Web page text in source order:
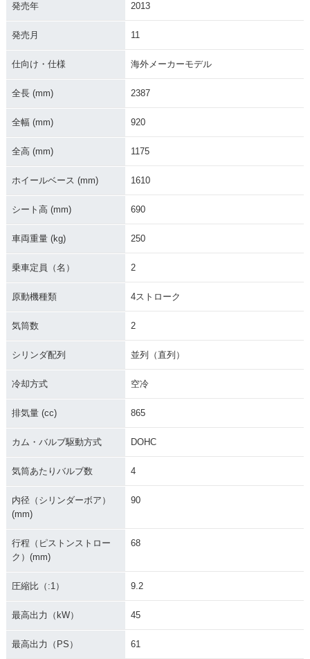
マイナーチェンジ
マイナーチェンジ
2002年 America
発売年 2013
発売月 11
仕向け・仕様 海外メーカーモデル
全長 (mm) 2387
全幅 (mm) 920
全高 (mm) 1175
ホイールベース (mm) 1610
シート高 (mm) 690
車両重量 (kg) 250
乗車定員（名） 2
原動機種類 4ストローク
気筒数 2
シリンダ配列 並列（直列）
冷却方式 空冷
排気量 (cc) 865
カム・バルブ駆動方式 DOHC
気筒あたりバルブ数 4
内径（シリンダーボア）
(mm)
90
行程（ピストンストロー
ク）(mm)
68
圧縮比（:1） 9.2
最高出力（kW） 45
最高出力（PS） 61